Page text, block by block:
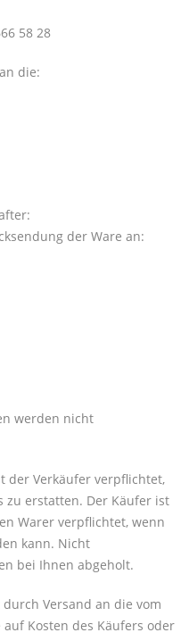
58 28
die:
der Ware an:
werden nicht
der Verkäufer verpflichtet,
zu erstatten. Der Käufer ist
Warer verpflichtet, wenn
kann. Nicht
bei Ihnen abgeholt.
Versand an die vom
Kosten des Käufers oder